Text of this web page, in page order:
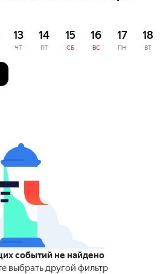
13
ЧТ
14
ПТ
15
СБ
16
ВС
17
ПН
18
ВТ
событий не найдено
выбрать другой фильтр